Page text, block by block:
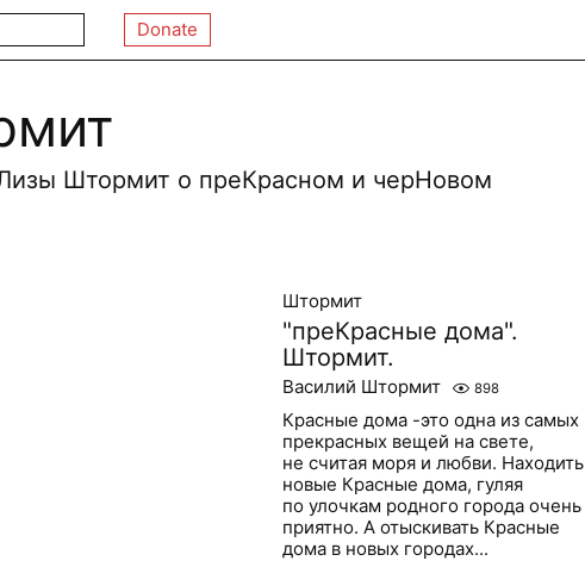
Donate
Штормит о преКрасном и черНовом
Штормит
"преКрасные дома".
Штормит.
Василий Штормит 898
Красные дома -это одна из самых
прекрасных вещей на свете,
не считая моря и любви. Находить
новые Красные дома, гуляя
по улочкам родного города очень
приятно. А отыскивать Красные
дома в новых городах...